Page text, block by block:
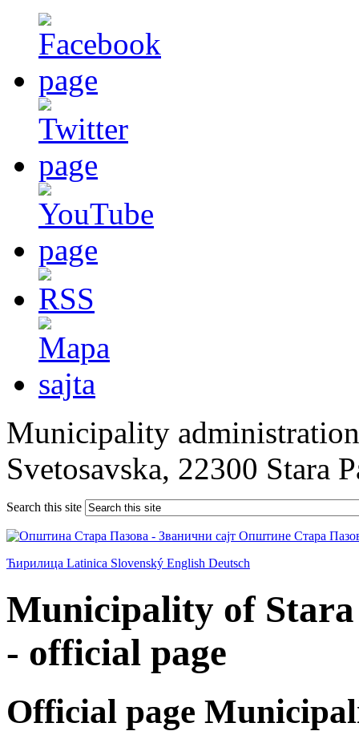
Municipality
Svetosavska, 22300 Stara
Search this site
Ћирилица Latinica Slovenský English Deutsch
Municipality of Stara
- official page
Official page